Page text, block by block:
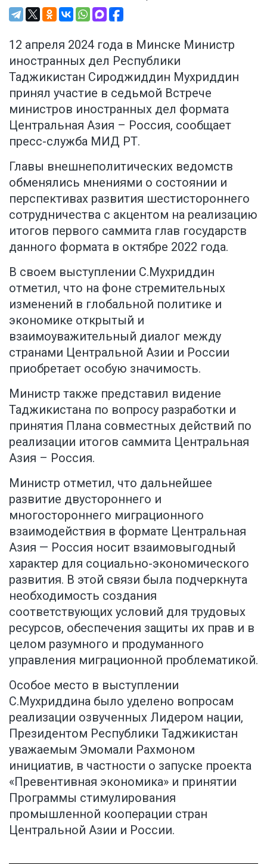
12 апреля 2024 года в Минске Министр
иностранных дел Республики
Таджикистан Сироджиддин Мухриддин
принял участие в седьмой Встрече
министров иностранных дел формата
Центральная Азия – Россия, сообщает
пресс-служба МИД РТ.
Главы внешнеполитических ведомств
обменялись мнениями о состоянии и
перспективах развития шестистороннего
сотрудничества с акцентом на реализацию
итогов первого саммита глав государств
данного формата в октябре 2022 года.
В своем выступлении С.Мухриддин
отметил, что на фоне стремительных
изменений в глобальной политике и
экономике открытый и
взаимоуважительный диалог между
странами Центральной Азии и России
приобретает особую значимость.
Министр также представил видение
Таджикистана по вопросу разработки и
принятия Плана совместных действий по
реализации итогов саммита Центральная
Азия – Россия.
Министр отметил, что дальнейшее
развитие двустороннего и
многостороннего миграционного
взаимодействия в формате Центральная
Азия — Россия носит взаимовыгодный
характер для социально-экономического
развития. В этой связи была подчеркнута
необходимость создания
соответствующих условий для трудовых
ресурсов, обеспечения защиты их прав и в
целом разумного и продуманного
управления миграционной проблематикой.
Особое место в выступлении
С.Мухриддина было уделено вопросам
реализации озвученных Лидером нации,
Президентом Республики Таджикистан
уважаемым Эмомали Рахмоном
инициатив, в частности о запуске проекта
«Превентивная экономика» и принятии
Программы стимулирования
промышленной кооперации стран
Центральной Азии и России.